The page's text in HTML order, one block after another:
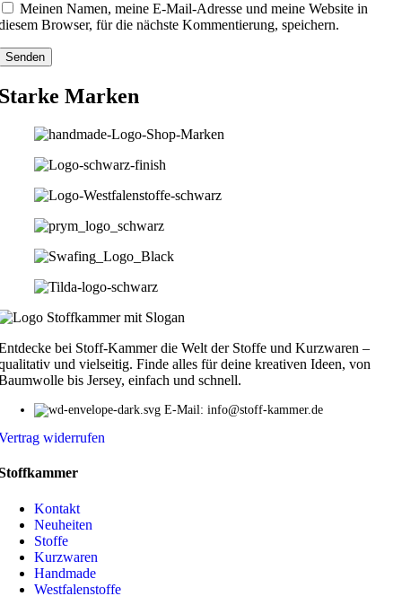
Meinen Namen, meine E-Mail-Adresse und meine Website in
Browser, für die nächste Kommentierung, speichern.
Marken
bei Stoff-Kammer die Welt der Stoffe und Kurzwaren –
und vielseitig. Finde alles für deine kreativen Ideen, von
bis Jersey, einfach und schnell.
E-Mail: info@stoff-kammer.de
widerrufen
Kontakt
Neuheiten
Stoffe
Kurzwaren
Handmade
Westfalenstoffe